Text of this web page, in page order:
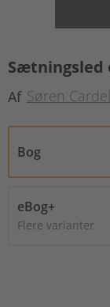
Sætningsled
Af Søren
Bog
eBog+
Flere varianter